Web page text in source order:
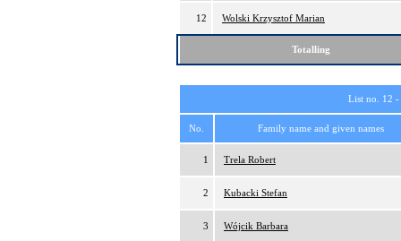
12 Wolski Krzysztof Marian
Totalling
List no. 12 -
No. Family name and given names
1 Trela Robert
2 Kubacki Stefan
3 Wójcik Barbara